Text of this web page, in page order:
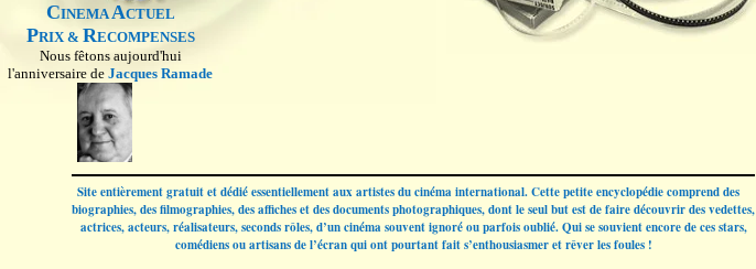
CINEMAACTUEL
PRIX & RECOMPENSES
Nous fêtons aujourd'hui
l'anniversaire de Jacques Ramade
Site entièrement gratuit et dédié essentiellement aux artistes du cinéma international. Cette petite encyclopédie comprend des
biographies, des filmographies, des affiches et des documents photographiques, dont le seul but est de faire découvrir des vedettes,
actrices, acteurs, réalisateurs, seconds rôles, d’un cinéma souvent ignoré ou parfois oublié. Qui se souvient encore de ces stars,
comédiens ou artisans de l’écran qui ont pourtant fait s’enthousiasmer et rêver les foules !